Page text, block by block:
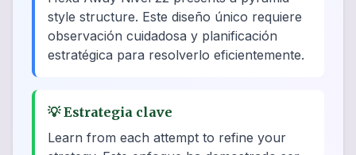
style structure. Este diseño único requiere
observación cuidadosa y planificación
estratégica para resolverlo eficientemente.
💡Estrategia clave
Learn from each attempt to refine your